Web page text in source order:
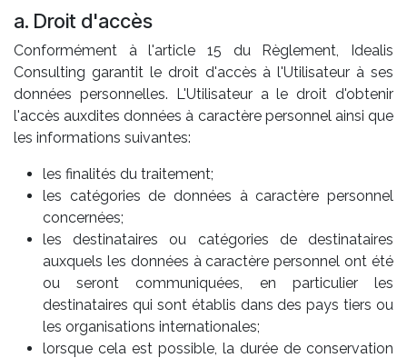
a. Droit d'accès
Conformément à l'article 15 du Règlement, Idealis
Consulting garantit le droit d'accès à l'Utilisateur à ses
données personnelles. L'Utilisateur a le droit d'obtenir
l'accès auxdites données à caractère personnel ainsi que
les informations suivantes:
les finalités du traitement;
les catégories de données à caractère personnel
concernées;
les destinataires ou catégories de destinataires
auxquels les données à caractère personnel ont été
ou seront communiquées, en particulier les
destinataires qui sont établis dans des pays tiers ou
les organisations internationales;
lorsque cela est possible, la durée de conservation